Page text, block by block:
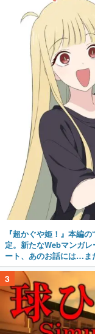
『超かぐや姫！』本編
定。新たなWebマンガ
ート、あのお話には…ま
3